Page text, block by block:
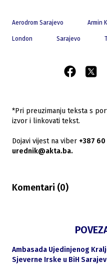
Aerodrom Sarajevo Armin
London Sarajevo
*Pri preuzimanju teksta s
izvor i linkovati tekst.
Dojavi vijest na viber +387 60
urednik@akta.ba.
Komentari (0)
Ambasada Ujedinjenog
Sjeverne Irske u BiH